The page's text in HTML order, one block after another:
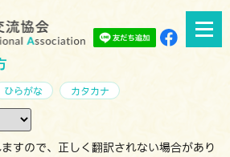
ひらがな カタカナ
すので、正しく翻訳されない場合があり